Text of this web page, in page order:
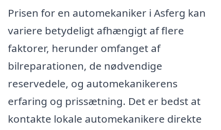
Prisen for en automekaniker i Asferg kan
variere betydeligt afhængigt af flere
faktorer, herunder omfanget af
bilreparationen, de nødvendige
reservedele, og automekanikerens
erfaring og prissætning. Det er bedst at
kontakte lokale automekanikere direkte